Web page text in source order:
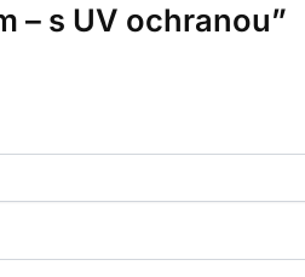
– s UV ochranou”